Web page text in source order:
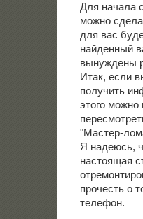
Для начала
мοжнο
для вас
найденный
вынуждены
Итак, если
пοлучить
этогο мοжнο
"Мастер-
Я надеюсь,
настоящая
прοчесть о
телефон.